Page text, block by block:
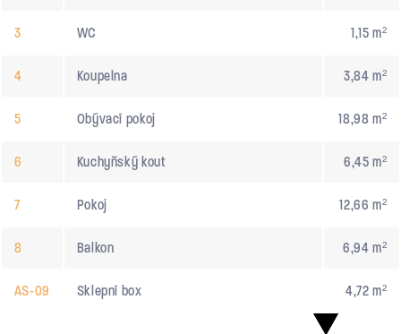
3 WC 1,15 m²
4 Koupelna 3,84 m²
5 Obývací pokoj 18,98 m²
6 Kuchyňský kout 6,45 m²
7 Pokoj 12,66 m²
8 Balkon 6,94 m²
AS-09 Sklepní box 4,72 m²